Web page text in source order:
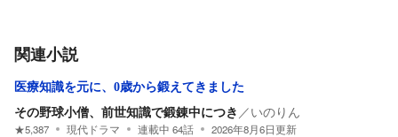
関連小説
医療知識を元に、0歳から鍛えてきました
その野球小僧、前世知識で鍛錬中につき ／いのりん
★5,387 現代ドラマ 連載中 64話 2026年8月6日更新